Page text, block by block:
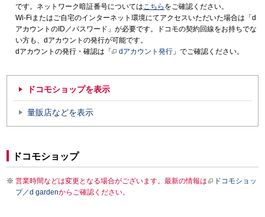
です。ネットワーク暗証番号についてはこちら をご確認ください。
Wi-Fiまたはご自宅のインターネット環境にてアクセスいただいた場合は「d
アカウントのID／パスワード」が必要です。ドコモの契約回線をお持ちでな
い方も、dアカウントの発行が可能です。
dアカウントの発行・確認は「
dアカウント発行 」でご確認ください。
ドコモショップを表示
量販店などを表示
ドコモショップ
営業時間などは変更となる場合がございます。最新の情報は
ドコモショッ
プ／d gardenからご確認ください。